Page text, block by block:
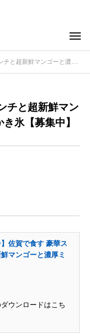
と濃厚ミルク氷の絶品かき氷【募集中】
チと超新鮮マン
氷【募集中】
】佐賀で食す 豪華ス
マンゴーと濃厚ミ
ウンロードはこち